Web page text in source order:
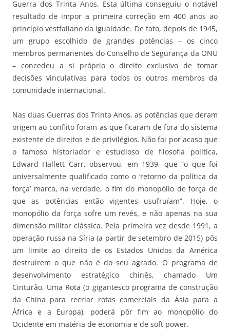
Guerra dos Trinta Anos. Esta última conseguiu o notável
resultado de impor a primeira correção em 400 anos ao
princípio vestfaliano da igualdade. De fato, depois de 1945,
um grupo escolhido de grandes potências – os cinco
membros permanentes do Conselho de Segurança da ONU
– concedeu a si próprio o direito exclusivo de tomar
decisões vinculativas para todos os outros membros da
comunidade internacional.
Nas duas Guerras dos Trinta Anos, as potências que deram
origem ao conflito foram as que ficaram de fora do sistema
existente de direitos e de privilégios. Não foi por acaso que
o famoso historiador e estudioso de filosofia política,
Edward Hallett Carr, observou, em 1939, que “o que foi
universalmente qualificado como o ‘retorno da política da
força’ marca, na verdade, o fim do monopólio de força de
que as potências então vigentes usufruíam”. Hoje, o
monopólio da força sofre um revés, e não apenas na sua
dimensão militar clássica. Pela primeira vez desde 1991, a
operação russa na Síria (a partir de setembro de 2015) pôs
um limite ao direito de os Estados Unidos da América
destruírem o que não é do seu agrado. O programa de
desenvolvimento estratégico chinês, chamado Um
Cinturão, Uma Rota (o gigantesco programa de construção
da China para recriar rotas comerciais da Ásia para a
África e a Europa), poderá pôr fim ao monopólio do
Ocidente em matéria de economia e de soft power.